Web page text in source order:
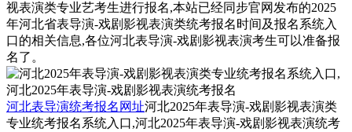
视表演类专业艺考生进行报名,本站已经同步官网发布的2025
年河北省表导演-戏剧影视表演类统考报名时间及报名系统入
口的相关信息,各位河北表导演-戏剧影视表演考生可以准备报
名了。
河北表导演统考报名网址河北2025年表导演-戏剧影视表演类
专业统考报名系统入口,河北2025年表导演-戏剧影视表演统考